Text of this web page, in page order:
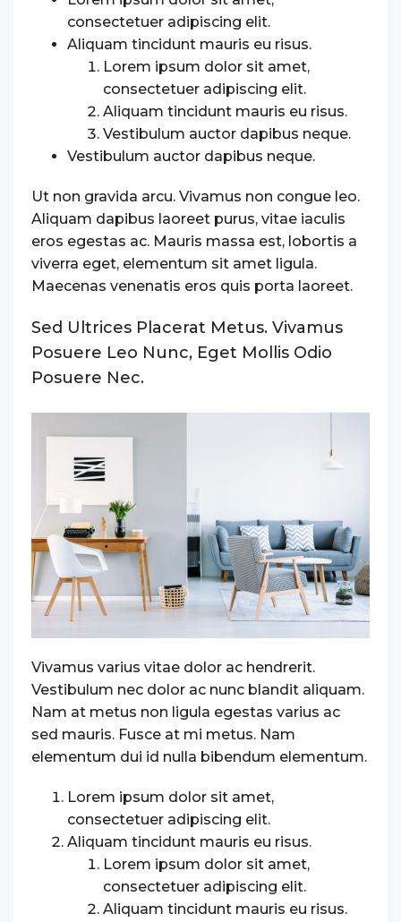
consectetuer adipiscing elit.
Aliquam tincidunt mauris eu risus.
Lorem ipsum dolor sit amet,
consectetuer adipiscing elit.
Aliquam tincidunt mauris eu risus.
Vestibulum auctor dapibus neque.
Vestibulum auctor dapibus neque.
Ut non gravida arcu. Vivamus non congue leo.
Aliquam dapibus laoreet purus, vitae iaculis
eros egestas ac. Mauris massa est, lobortis a
viverra eget, elementum sit amet ligula.
Maecenas venenatis eros quis porta laoreet.
Sed Ultrices Placerat Metus. Vivamus
Posuere Leo Nunc, Eget Mollis Odio
Posuere Nec.
Vivamus varius vitae dolor ac hendrerit.
Vestibulum nec dolor ac nunc blandit aliquam.
Nam at metus non ligula egestas varius ac
sed mauris. Fusce at mi metus. Nam
elementum dui id nulla bibendum elementum.
Lorem ipsum dolor sit amet,
consectetuer adipiscing elit.
Aliquam tincidunt mauris eu risus.
Lorem ipsum dolor sit amet,
consectetuer adipiscing elit.
Aliquam tincidunt mauris eu risus.